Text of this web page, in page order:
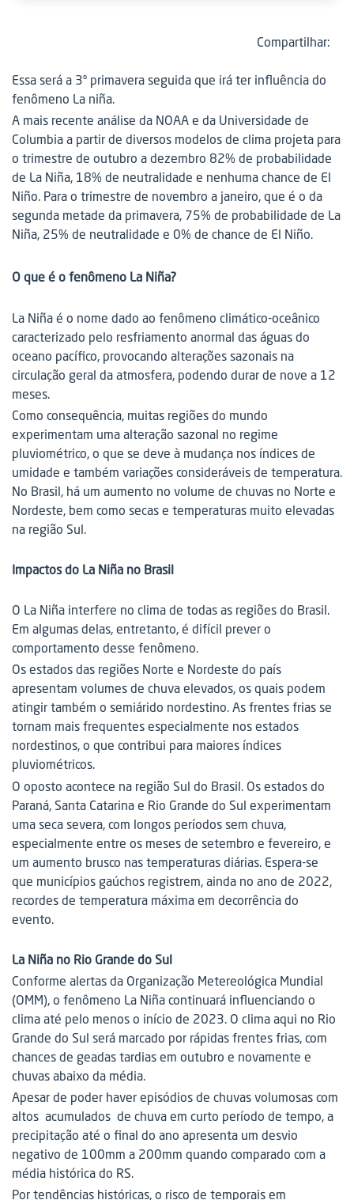
Compartilhar:
Essa será a 3º primavera seguida que irá ter influência do
fenômeno La niña.
A mais recente análise da NOAA e da Universidade de
Columbia a partir de diversos modelos de clima projeta para
o trimestre de outubro a dezembro 82% de probabilidade
de La Niña, 18% de neutralidade e nenhuma chance de El
Niño. Para o trimestre de novembro a janeiro, que é o da
segunda metade da primavera, 75% de probabilidade de La
Niña, 25% de neutralidade e 0% de chance de El Niño.
O que é o fenômeno La Niña?
La Niña é o nome dado ao fenômeno climático-oceânico
caracterizado pelo resfriamento anormal das águas do
oceano pacífico, provocando alterações sazonais na
circulação geral da atmosfera, podendo durar de nove a 12
meses.
Como consequência, muitas regiões do mundo
experimentam uma alteração sazonal no regime
pluviométrico, o que se deve à mudança nos índices de
umidade e também variações consideráveis de temperatura.
No Brasil, há um aumento no volume de chuvas no Norte e
Nordeste, bem como secas e temperaturas muito elevadas
na região Sul.
Impactos do La Niña no Brasil
O La Niña interfere no clima de todas as regiões do Brasil.
Em algumas delas, entretanto, é difícil prever o
comportamento desse fenômeno.
Os estados das regiões Norte e Nordeste do país
apresentam volumes de chuva elevados, os quais podem
atingir também o semiárido nordestino. As frentes frias se
tornam mais frequentes especialmente nos estados
nordestinos, o que contribui para maiores índices
pluviométricos.
O oposto acontece na região Sul do Brasil. Os estados do
Paraná, Santa Catarina e Rio Grande do Sul experimentam
uma seca severa, com longos períodos sem chuva,
especialmente entre os meses de setembro e fevereiro, e
um aumento brusco nas temperaturas diárias. Espera-se
que municípios gaúchos registrem, ainda no ano de 2022,
recordes de temperatura máxima em decorrência do
evento.
La Niña no Rio Grande do Sul
Conforme alertas da Organização Metereológica Mundial
(OMM), o fenômeno La Niña continuará influenciando o
clima até pelo menos o início de 2023. O clima aqui no Rio
Grande do Sul será marcado por rápidas frentes frias, com
chances de geadas tardias em outubro e novamente e
chuvas abaixo da média.
Apesar de poder haver episódios de chuvas volumosas com
altos acumulados de chuva em curto período de tempo, a
precipitação até o final do ano apresenta um desvio
negativo de 100mm a 200mm quando comparado com a
média histórica do RS.
Por tendências históricas, o risco de temporais em